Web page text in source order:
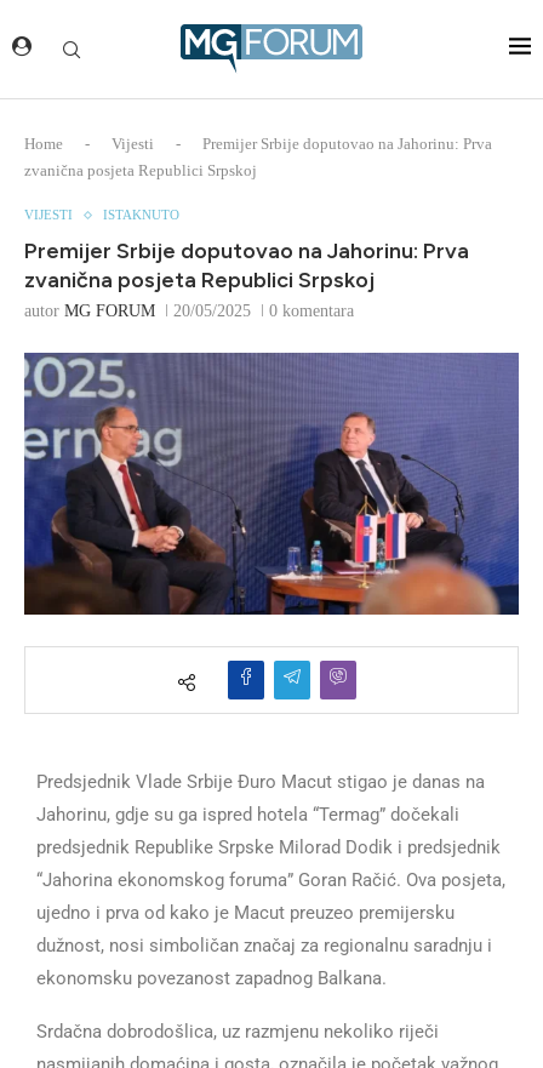
Home - Vijesti -
Premijer Srbije doputovao na Jahorinu: Prva
zvanična posjeta Republici Srpskoj
VIJESTI ISTAKNUTO
Premijer Srbije doputovao na Jahorinu: Prva
zvanična posjeta Republici Srpskoj
autor MG FORUM 20/05/2025 0 komentara
Predsjednik Vlade Srbije Đuro Macut stigao je danas na
Jahorinu, gdje su ga ispred hotela “Termag” dočekali
predsjednik Republike Srpske Milorad Dodik i predsjednik
“Jahorina ekonomskog foruma” Goran Račić. Ova posjeta,
ujedno i prva od kako je Macut preuzeo premijersku
dužnost, nosi simboličan značaj za regionalnu saradnju i
ekonomsku povezanost zapadnog Balkana.
Srdačna dobrodošlica, uz razmjenu nekoliko riječi